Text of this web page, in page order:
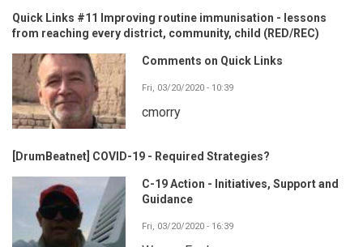
Quick Links #11 Improving routine immunisation - lessons
from reaching every district, community, child (RED/REC)
Comments on Quick Links
Fri, 03/20/2020 - 10:39
cmorry
[DrumBeatnet] COVID-19 - Required Strategies?
C-19 Action - Initiatives, Support and
Guidance
Fri, 03/20/2020 - 16:39